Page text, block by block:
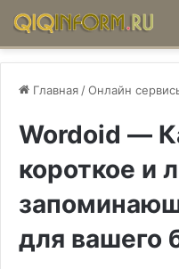
Главная /Онлайн
Wordoid —
короткое и
для вашего